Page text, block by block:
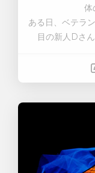
体
ある日、ベテラ
目の新人Dさ